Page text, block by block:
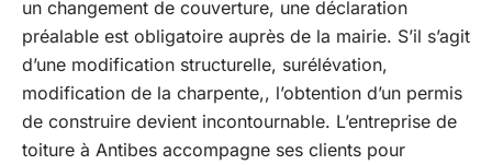
un changement de couverture, une déclaration
préalable est obligatoire auprès de la mairie. S’il s’agit
d’une modification structurelle, surélévation,
modification de la charpente,, l’obtention d’un permis
de construire devient incontournable. L’entreprise de
toiture à Antibes accompagne ses clients pour